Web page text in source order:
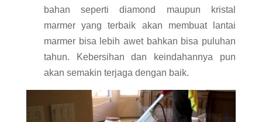
bahan seperti diamond maupun kristal
marmer yang terbaik akan membuat lantai
marmer bisa lebih awet bahkan bisa puluhan
tahun. Kebersihan dan keindahannya pun
akan semakin terjaga dengan baik.